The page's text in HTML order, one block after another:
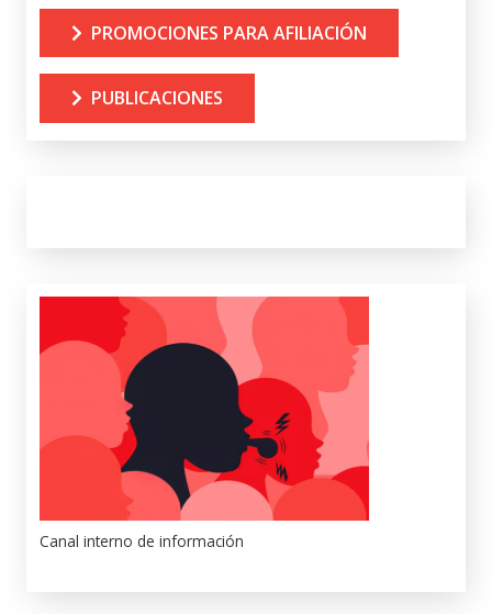
PROMOCIONES PARA AFILIACIÓN
PUBLICACIONES
Canal interno de información